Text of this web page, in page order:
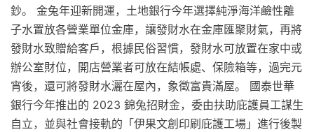
鈔。 金兔年迎新開運，土地銀行今年選擇純淨海洋鹼性離
子水置放各營業單位金庫，讓發財水在金庫匯聚財氣，再將
發財水致贈給客戶，根據民俗習慣，發財水可放置在家中或
辦公室財位，開店營業者可放在結帳處、保險箱等，過完元
宵後，還可將發財水灑在屋內，象徵富貴滿屋。 國泰世華
銀行今年推出的 2023 錦兔招財金，委由扶助庇護員工謀生
自立，並與社會接軌的「伊果文創印刷庇護工場」進行後製